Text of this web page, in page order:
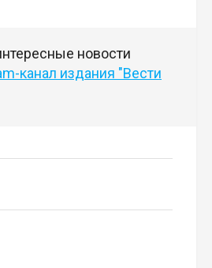
новости
канал издания "Вести